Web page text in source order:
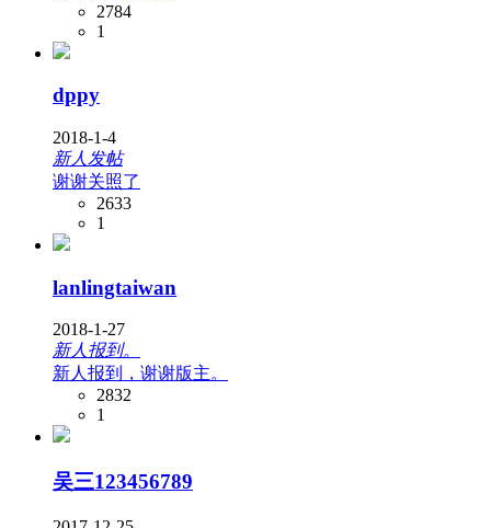
2784
1
dppy
2018-1-4
新人发帖
谢谢关照了
2633
1
lanlingtaiwan
2018-1-27
新人报到。
新人报到，谢谢版主。
2832
1
吴三123456789